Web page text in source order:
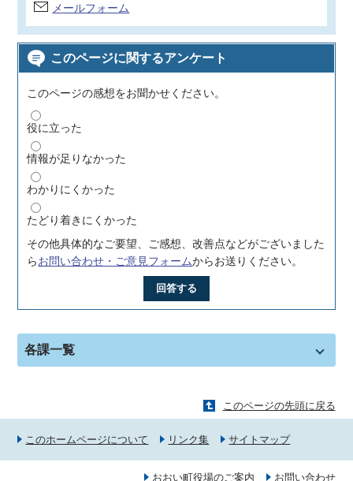
メールフォーム
このページに関するアンケート
このページの感想をお聞かせください。
役に立った
情報が足りなかった
わかりにくかった
たどり着きにくかった
その他具体的なご要望、ご感想、改善点などがございました
らお問い合わせ・ご意見フォームからお送りください。
回答する
各課一覧
このページの先頭に戻る
このホームページについて リンク集 サイトマップ
おおい町役場のご案内 お問い合わせ